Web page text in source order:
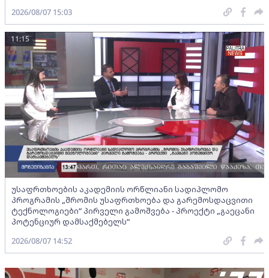
2026/08/07 15:03
უსაფრთხოების აკადემიის ორწლიანი სადიპლომო
პროგრამის „შრომის უსაფრთხოება და გარემოსდაცვითი
ტექნოლოგიები“ პირველი გამოშვება - პროექტი „გაეცანი
პოტენციურ დამსაქმებელს“
11:15
2026/08/07 14:52